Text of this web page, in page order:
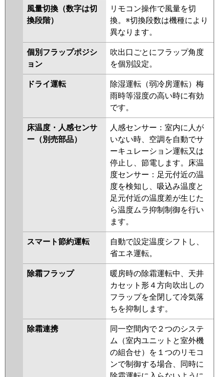
P80U7HC PA-P80U7HNC
AUHA08074X-R AUHA08074M
AUHA08074M-R RUSA08033M
RUSA08033X
AUEA08077M
AUEA08077X
AUSA08077M
AUSA08077X
PLZ-HRMP80HF5
HRMP80H5 PLZ-HRMP80HFG5
PLZ-HRMP80HBF5 PLZ-
ERMP80HLE5
PLZ-ERMP80HE5 PLZ-
HRMP80H4 PLZ-HRMP80HFG4
PLZ-HRMP80HBF4 PLZ-
HRMP80HF4 PLZ-ERMP80HLE4
PLZ-ERMP80H4
PLZ-
ERMP80HE4 PLZ-HRMP80HFG3
PLZ-HRMP80HF3 PLZ-
HRMP80H3 PLZ-ERMP80HE3
PLZ-ERMP80H3 PLZ-
ERMP80HLE3
PLZ-HRMP80HF2 PLZ-
HRMP80H2 PLZ-ERMP80HLE2
PLZ-ERMP80HE2 PLZ-
ERMP80H2 PLZ-HRMP80EFGZ
PLZ-HRMP80EFZ PLZ-
HRMP80EZ PLZ-ERMP80EEZ
PLZ-ERMP80EZ PLZ-
ERMP80ELEZ PLZ-HRMP80EFGY
PLZ-HRMP80EFY PLZ-
HRMP80EY PLZ-ERMP80ELEY
PLZ-ERMP80EEY
PLZ-ERMP80EY
PLZ-HRMP80EFGV PLZ-
風量切換（数字は切
換段階）
リモコン操作で風量を切
換。※切換段数は機種により
異なります。
個別フラップポジシ
ョン
吹出口ごとにフラップ角度
を個別設定。
ドライ運転
除湿運転（弱冷房運転）梅
雨時等湿度の高い時に有効
です。
床温度・人感センサ
ー（別売部品）
人感センサー：室内に人が
いない時、空調を自動でサ
ーキュレーション運転又は
停止し、節電します。床温
度センサー：足元付近の温
度を検知し、吸込み温度と
足元付近の温度差が生じた
ら温度ムラ抑制制御を行い
ます。
スマート節約運転
自動で設定温度シフトし、
省エネ運転。
除霜フラップ
暖房時の除霜運転中、天井
カセット形４方向吹出しの
フラップを全閉して冷気落
ちを抑制します。
除霜連携
同一空間内で２つのシステ
ム（室内ユニットと室外機
の組合せ）を１つのリモコ
ンで制御する場合、同時に